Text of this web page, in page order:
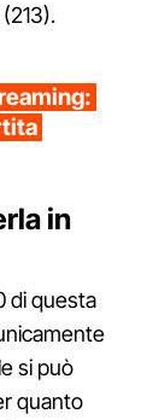
in
di questa
si può
quanto